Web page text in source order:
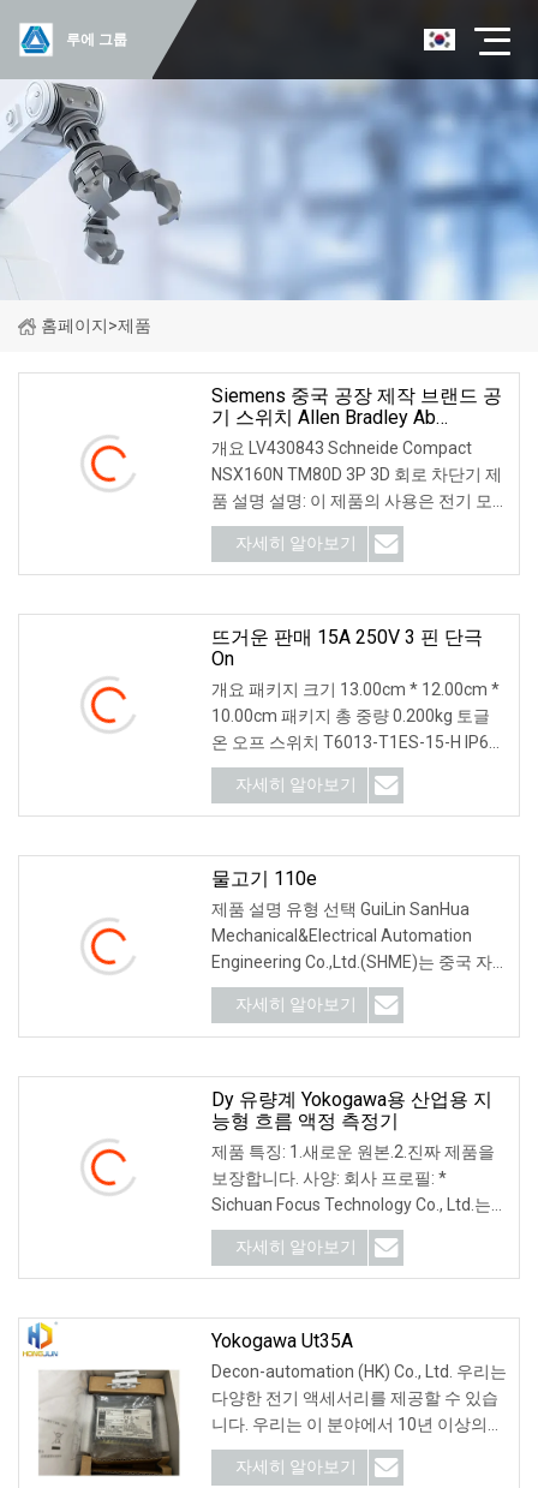
루에 그룹
홈페이지>제품
Siemens 중국 공장 제작 브랜드 공
기 스위치 Allen Bradley Ab
Rockwell Honeywell Omron
LV430843 Schneide Compact
Nsx160n TM80d 3p 3D MCB 회로
차단기
개요 LV430843 Schneide Compact
NSX160N TM80D 3P 3D 회로 차단기 제
품 설명 설명: 이 제품의 사용은 전기 모
터 과부하 보호 기능으로 제한되어야 합
니다.
자세히 알아보기
뜨거운 판매 15A 250V 3 핀 단극
On
개요 패키지 크기 13.00cm * 12.00cm *
10.00cm 패키지 총 중량 0.200kg 토글
온 오프 스위치 T6013-T1ES-15-H IP68
제품 설명 제품 특징 애플리케이션 회사
소개 Win-Kare 기술
자세히 알아보기
물고기 110e
제품 설명 유형 선택 GuiLin SanHua
Mechanical&Electrical Automation
Engineering Co.,Ltd.(SHME)는 중국 자
동화 및 전기 분야에서 가장 경쟁력 있는
장비 공급업체입니다. 우리
자세히 알아보기
Dy 유량계 Yokogawa용 산업용 지
능형 흐름 액정 측정기
제품 특징: 1.새로운 원본.2.진짜 제품을
보장합니다. 사양: 회사 프로필: *
Sichuan Focus Technology Co., Ltd.는
젊고 활력이 넘치는 팀입니다! 우리는 10
년 이상의 경험을 가지고 있습니다.
자세히 알아보기
Yokogawa Ut35A
Decon-automation (HK) Co., Ltd. 우리는
다양한 전기 액세서리를 제공할 수 있습
니다. 우리는 이 분야에서 10년 이상의
경험을 가지고 있습니다. 그리고 우리는
다양한 제품을 공급합니다: 1. 브랜드:
자세히 알아보기